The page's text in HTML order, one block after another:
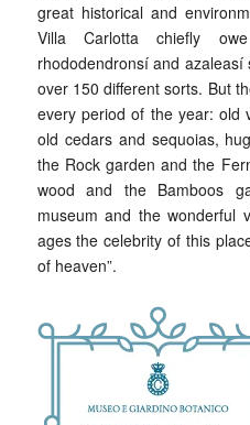
great historical and
Villa Carlotta chiefly
rhododendronsí and
over 150 different sorts. But
every period of the year: old
old cedars and sequoias,
the Rock garden and the
wood and the Bamboos
museum and the wonderful
ages the celebrity of this
of heaven”.